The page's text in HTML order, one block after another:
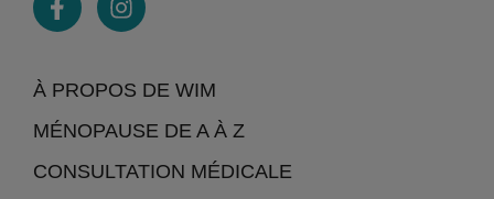
À PROPOS DE WIM
MÉNOPAUSE DE A À Z
CONSULTATION MÉDICALE